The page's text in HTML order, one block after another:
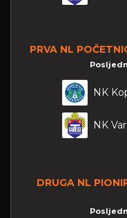
PRVA NL
NK
NK
DRUGA NL